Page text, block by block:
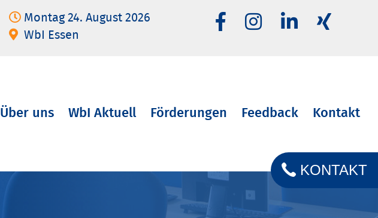
Montag 24. August 2026
WbI Essen
Über uns WbI Aktuell Förderungen Feedback Kontakt
KONTAKT